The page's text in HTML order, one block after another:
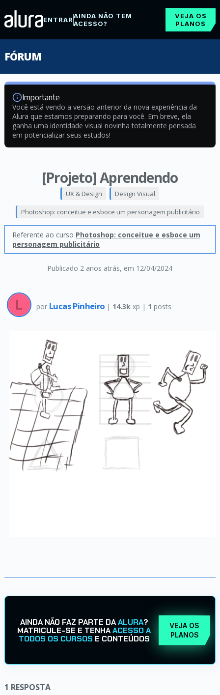
ENTRARAINDA NÃO TEM
ACESSO?
VEJA OS
PLANOS
FÓRUM
Importante
Você está vendo a versão anterior da nova experiência da
Alura que estamos preparando para você. Em breve, ela
ganha uma identidade visual novinha totalmente pensada
em potencializar seus estudos!
[Projeto] Aprendendo
Publicado 2 anos atrás, em 12/04/2024
UX & Design Design Visual
Photoshop: conceitue e esboce um personagem publicitário
Referente ao curso Photoshop: conceitue e esboce um
personagem publicitário
por Lucas Pinheiro | 14.3k xp | 1 posts
AINDA NÃO FAZ PARTE DAALURA?
MATRICULE-SE E TENHAACESSO A
TODOS OS CURSOS E CONTEÚDOS
VEJA OS
PLANOS
1 RESPOSTA